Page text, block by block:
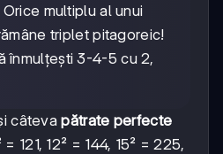
Orice multiplu al unui
triplet pitagoreic!
înmulțești 3-4-5 cu 2,
câtevapătrate perfecte
121, 12² = 144, 15² = 225,